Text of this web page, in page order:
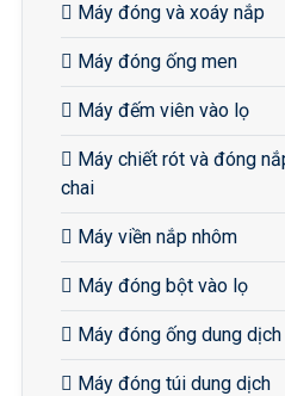
Máy đóng và xoáy nắp
Máy đóng ống men
Máy đếm viên vào lọ
Máy chiết rót và đóng
chai
Máy viền nắp nhôm
Máy đóng bột vào lọ
Máy đóng ống dung dịch
Máy đóng túi dung dịch